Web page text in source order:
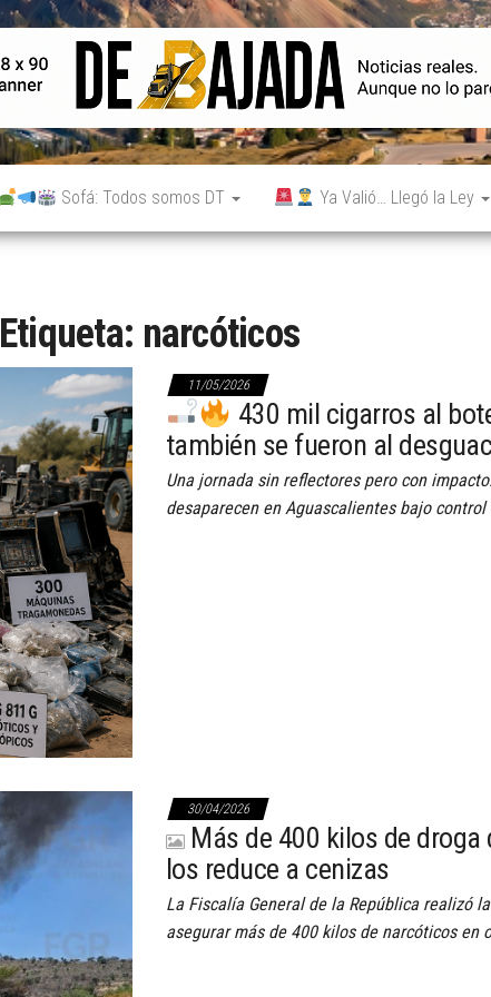
Sofá: Todos somos DT Ya Valió… Llegó la Ley
Etiqueta: narcóticos
11/05/2026
430 mil cigarros al
también se fueron al
Una jornada sin reflectores pero con
desaparecen en Aguascalientes bajo control
30/04/2026
Más de 400 kilos de droga
los reduce a cenizas
La Fiscalía General de la República realizó
asegurar más de 400 kilos de narcóticos en